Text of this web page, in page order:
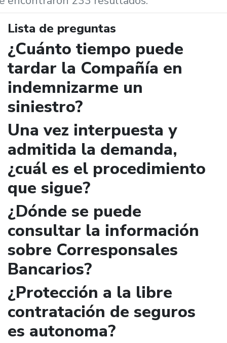
Lista de preguntas
¿Cuánto tiempo puede
tardar la Compañía en
indemnizarme un
siniestro?
Una vez interpuesta y
admitida la demanda,
¿cuál es el procedimiento
que sigue?
¿Dónde se puede
consultar la información
sobre Corresponsales
Bancarios?
¿Protección a la libre
contratación de seguros
es autonoma?